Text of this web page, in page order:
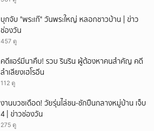
บุกจับ "พระเก๊" วันพระใหญ่ หลอกชาวบ้าน | ข่าว
ช่องวัน
457 ดู
คดีแอร์มีนาคืบ! รวบ รินริน ผู้ต้องหาคนสำคัญ คดี
ลำเลียงเฮโรอีน
112 ดู
งานบวชเดือด! วัยรุ่นไล่ชน-ชักปืนกลางหมู่บ้าน เจ็บ
4 | ข่าวช่องวัน
275 ดู